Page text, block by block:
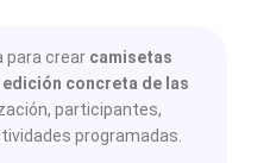
para crear camisetas
concreta de las
participantes,
programadas.